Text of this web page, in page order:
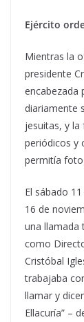
Ejército
Mientras la
presidente
encabezada
diariamente
jesuitas, y la
periódicos y
permitía
El sábado
16 de
una llamada
como
Cristóbal
trabajaba
llamar y
Ellacuría” –